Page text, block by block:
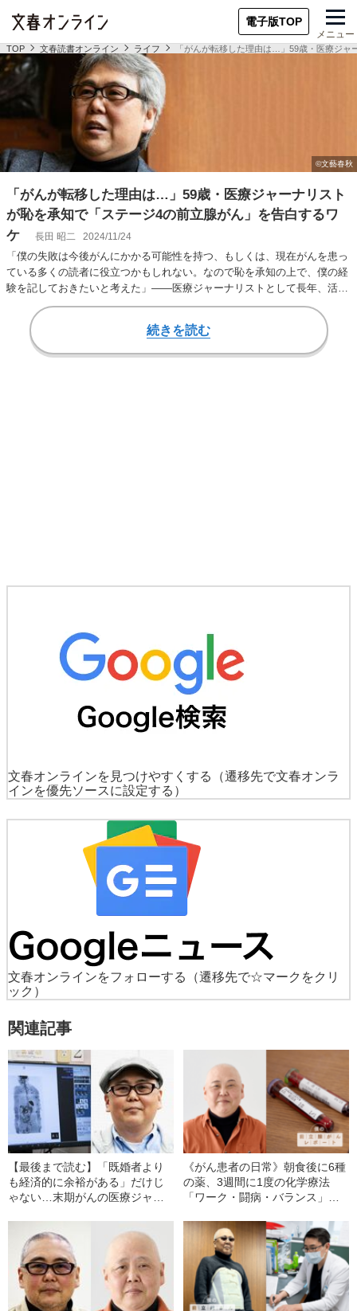
電子版TOP
メニュー
TOP 文春読書オンライン ライフ 「がんが転移した理由は…」59歳・医療ジ
「がんが転移した理由は…」59歳・医療ジャーナリスト
が恥を承知で「ステージ4の前立腺がん」を告白するワ
ケ
長田 昭二 2024/11/24
「僕の失敗は今後がんにかかる可能性を持つ、もしくは、現在がんを患っ
ている多くの読者に役立つかもしれない。なので恥を承知の上で、僕の経
験を記しておきたいと考えた」――医療ジャーナリストとして長年、活躍
してきた長田昭二（…
続きを読む
文春オンラインを見つけやすくする
（遷移先で文春オンラ
インを優先ソースに設定する）
文春オンラインをフォローする
（遷移先で☆マークをクリ
ック）
関連記事
【最後まで読む】「既婚者より
も経済的に余裕がある」だけじ
ゃない…末期がんの医療ジャー
ト・デメリット
《がん患者の日常》朝食後に6種
の薬、3週間に1度の化学療法
「ワーク・闘病・バランス」の